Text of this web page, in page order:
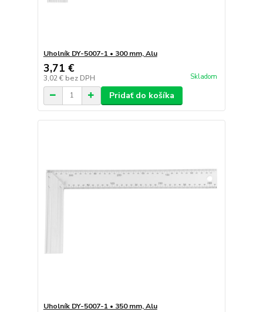
Uholník DY-5007-1 • 300 mm, Alu
3,71 €
3,02 € bez DPH Skladom
Pridať do košíka
Uholník DY-5007-1 • 350 mm, Alu